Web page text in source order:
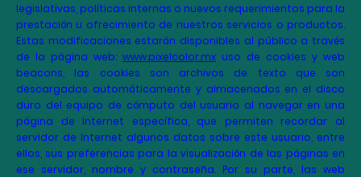
legislativas, políticas internas o nuevos requerimientos para la
prestación u ofrecimiento de nuestros servicios o productos.
Estas modificaciones estarán disponibles al público a través
de la página web: www.pixelcolor.mx uso de cookies y web
beacons, las cookies son archivos de texto que son
descargados automáticamente y almacenados en el disco
duro del equipo de cómputo del usuario al navegar en una
página de Internet específica, que permiten recordar al
servidor de Internet algunos datos sobre este usuario, entre
ellos, sus preferencias para la visualización de las páginas en
ese servidor, nombre y contraseña. Por su parte, las web